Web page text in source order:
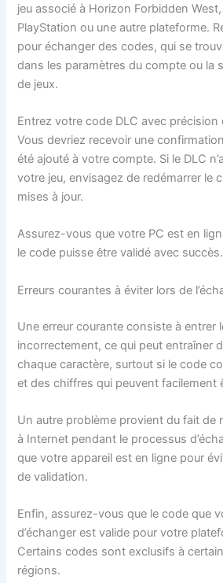
jeu associé à Horizon Forbidden
PlayStation ou une autre plateforme.
pour échanger des codes, qui se
dans les paramètres du compte ou la
de jeux.
Entrez votre code DLC avec
Vous devriez recevoir une
été ajouté à votre compte. Si le DLC
votre jeu, envisagez de redémarrer le
mises à jour.
Assurez-vous que votre PC est en
le code puisse être validé avec succès.
Erreurs courantes à éviter lors de
Une erreur courante consiste à entrer
incorrectement, ce qui peut entraîner
chaque caractère, surtout si le code
et des chiffres qui peuvent facilement
Un autre problème provient du fait de
à Internet pendant le processus
que votre appareil est en ligne pour
de validation.
Enfin, assurez-vous que le code que
d’échanger est valide pour votre
Certains codes sont exclusifs à
régions.